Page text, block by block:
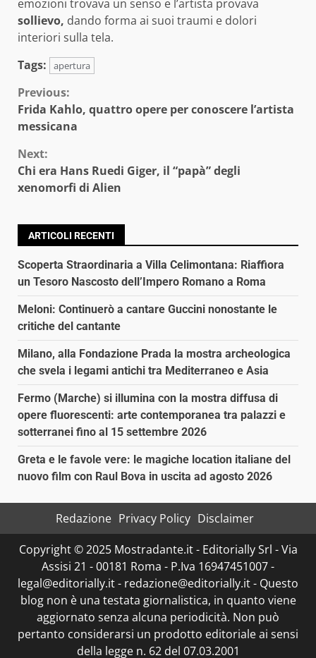
emozioni trovava un senso e l’artista provava
sollievo, dando forma ai suoi traumi e dolori
interiori sulla tela.
Tags:
apertura
Continue
Reading
Previous:
Frida Kahlo, quattro opere per conoscere l’artista
messicana
Next:
Chi era Hans Ruedi Giger, il “papà” degli
xenomorfi di Alien
ARTICOLI RECENTI
Scoperta Straordinaria a Villa Celimontana: Riaffiora
un Tesoro Nascosto dell’Impero Romano a Roma
Meloni: Continuerò a cantare Guccini nonostante le
critiche del cantante
Milano, alla Fondazione Prada la mostra archeologica
che svela i legami antichi tra Mediterraneo e Asia
Fermo (Marche) si illumina con la mostra diffusa di
opere fluorescenti: arte contemporanea tra palazzi e
sotterranei fino al 15 settembre 2026
Greta e le favole vere: le magiche location italiane del
nuovo film con Raul Bova in uscita ad agosto 2026
Redazione Privacy Policy Disclaimer
Copyright © 2025 Mostradante.it - Editorially Srl - Via
Assisi 21 - 00181 Roma - P.Iva 16947451007 -
legal@editorially.it - redazione@editorially.it - Questo
blog non è una testata giornalistica, in quanto viene
aggiornato senza alcuna periodicità. Non può
pertanto considerarsi un prodotto editoriale ai sensi
della legge n. 62 del 07.03.2001